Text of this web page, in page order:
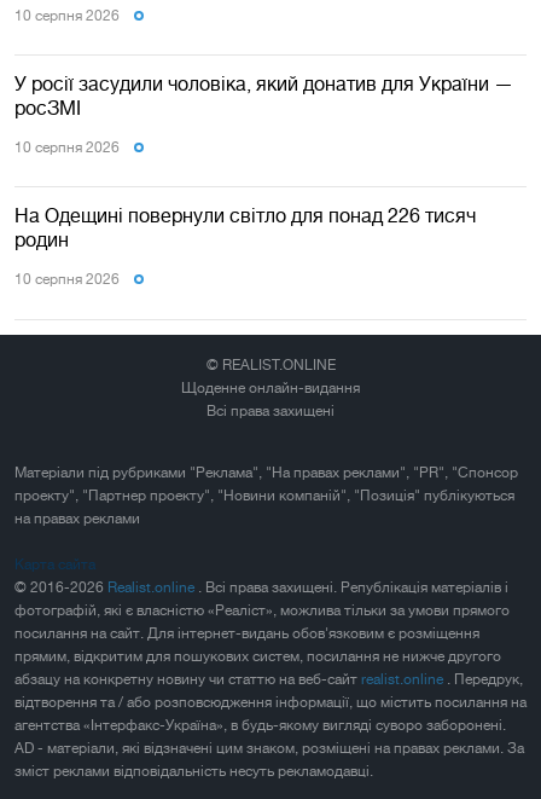
10 серпня 2026
У росії засудили чоловіка, який донатив для України —
росЗМІ
10 серпня 2026
На Одещині повернули світло для понад 226 тисяч
родин
10 серпня 2026
© REALIST.ONLINE
Щоденне онлайн-видання
Всі права захищені
Матеріали під рубриками "Реклама", "На правах реклами", "PR", "Спонсор
проекту", "Партнер проекту", "Новини компаній", "Позиція" публікуються
на правах реклами
Карта сайта
© 2016-2026 Realist.online . Всі права захищені. Републікація матеріалів і
фотографій, які є власністю «Реаліст», можлива тільки за умови прямого
посилання на сайт. Для інтернет-видань обов'язковим є розміщення
прямим, відкритим для пошукових систем, посилання не нижче другого
абзацу на конкретну новину чи статтю на веб-сайт realist.online . Передрук,
відтворення та / або розповсюдження інформації, що містить посилання на
агентства «Інтерфакс-Україна», в будь-якому вигляді суворо заборонені.
AD - матеріали, які відзначені цим знаком, розміщені на правах реклами. За
зміст реклами відповідальність несуть рекламодавці.